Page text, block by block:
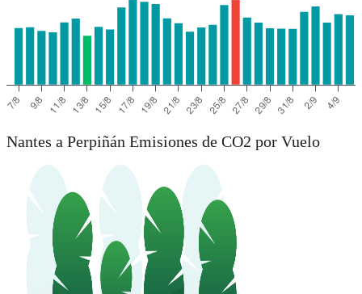
Nantes a Perpiñán Emisiones de CO2 por Vuelo